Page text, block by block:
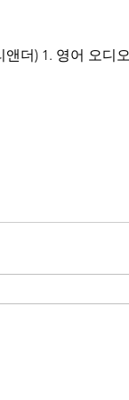
더) 1. 영어 오디